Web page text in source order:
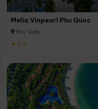
Melia Vinpearl Phu Quoc
Phú Quốc
★ 5.0